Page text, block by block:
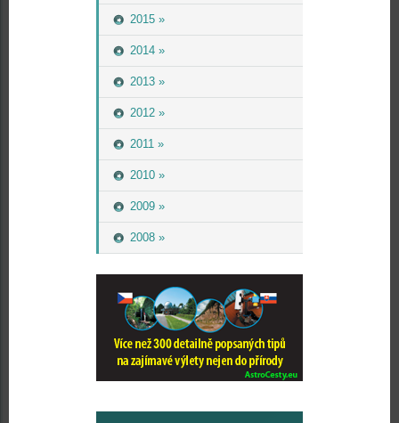
2015 »
2014 »
2013 »
2012 »
2011 »
2010 »
2009 »
2008 »